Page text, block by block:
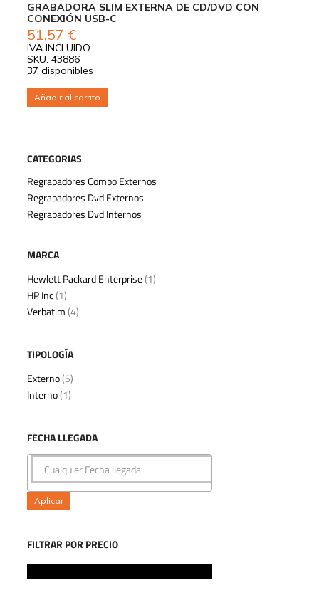
CATEGORIAS
Regrabadores Combo Externos
Regrabadores Dvd Externos
Regrabadores Dvd Internos
MARCA
Hewlett Packard Enterprise(1)
HP Inc(1)
Verbatim(4)
TIPOLOGÍA
Externo(5)
Interno(1)
FECHA LLEGADA
Aplicar
FILTRAR POR PRECIO
GRABADORA SLIM EXTERNA DE CD/DVD CON
CONEXIÓN USB-C
51,57 €
IVA INCLUIDO
SKU: 43886
37 disponibles
Añadir al carrito